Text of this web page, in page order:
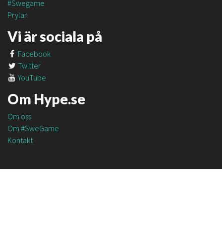
#Swegame
Prylar
Vi är sociala på
Facebook
Twitter
YouTube
Om Hype.se
Om oss
Om #SweGame
Kontakt